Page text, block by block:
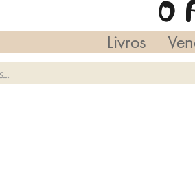
O
Livros